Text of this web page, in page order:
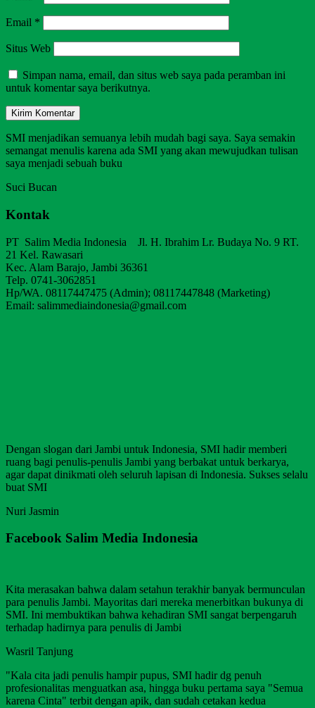
Email *
Situs Web
Simpan nama, email, dan situs web saya pada peramban ini
untuk komentar saya berikutnya.
SMI menjadikan semuanya lebih mudah bagi saya. Saya semakin
semangat menulis karena ada SMI yang akan mewujudkan tulisan
saya menjadi sebuah buku
Suci Bucan
Kontak
PT Salim Media Indonesia Jl. H. Ibrahim Lr. Budaya No. 9 RT.
21 Kel. Rawasari
Kec. Alam Barajo, Jambi 36361
Telp. 0741-3062851
Hp/WA. 08117447475 (Admin); 08117447848 (Marketing)
Email: salimmediaindonesia@gmail.com
Dengan slogan dari Jambi untuk Indonesia, SMI hadir memberi
ruang bagi penulis-penulis Jambi yang berbakat untuk berkarya,
agar dapat dinikmati oleh seluruh lapisan di Indonesia. Sukses selalu
buat SMI
Nuri Jasmin
Facebook Salim Media Indonesia
Kita merasakan bahwa dalam setahun terakhir banyak bermunculan
para penulis Jambi. Mayoritas dari mereka menerbitkan bukunya di
SMI. Ini membuktikan bahwa kehadiran SMI sangat berpengaruh
terhadap hadirnya para penulis di Jambi
Wasril Tanjung
"Kala cita jadi penulis hampir pupus, SMI hadir dg penuh
profesionalitas menguatkan asa, hingga buku pertama saya "Semua
karena Cinta" terbit dengan apik, dan sudah cetakan kedua